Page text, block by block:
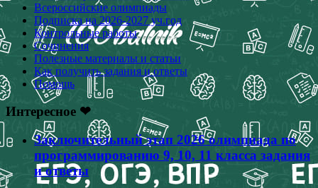
Всероссийские олимпиады
Подписка на 2026-2027 уч.год
Контрольные работы
Сочинения
Полезные материалы и статьи
Как получить задания и ответы
Помощь
Интересное ❤
Заключительный этап 2026 олимпиада по
программированию 9, 10, 11 класса задания
и ответы